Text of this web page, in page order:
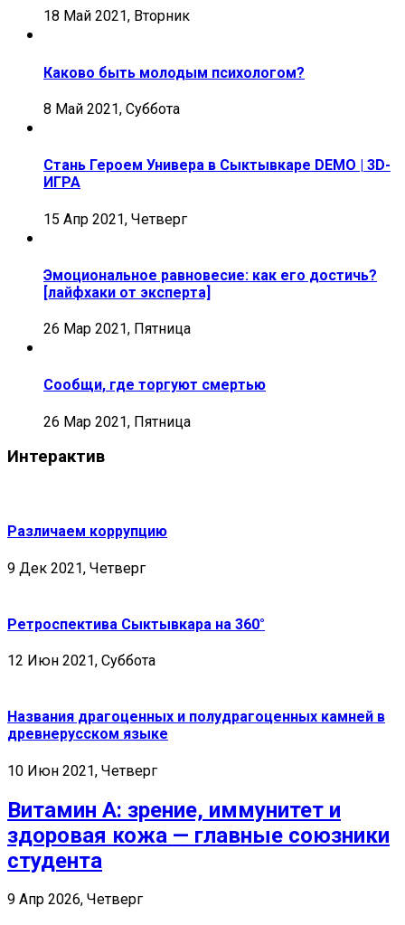
18 Май 2021, Вторник
Каково быть молодым психологом?
8 Май 2021, Суббота
Стань Героем Универа в Сыктывкаре DEMO | 3D-
ИГРА
15 Апр 2021, Четверг
Эмоциональное равновесие: как его достичь?
[лайфхаки от эксперта]
26 Мар 2021, Пятница
Сообщи, где торгуют смертью
26 Мар 2021, Пятница
Интерактив
Различаем коррупцию
9 Дек 2021, Четверг
Ретроспектива Сыктывкара на 360°
12 Июн 2021, Суббота
Названия драгоценных и полудрагоценных камней в
древнерусском языке
10 Июн 2021, Четверг
Витамин А: зрение, иммунитет и
здоровая кожа — главные союзники
студента
9 Апр 2026, Четверг